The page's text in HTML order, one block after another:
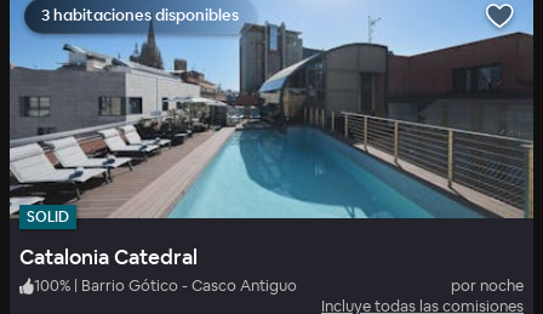
3 habitaciones disponibles
SOLID
Catalonia Catedral
100% Barrio Gótico - Casco Antiguo
por noche
Incluye todas las comisiones